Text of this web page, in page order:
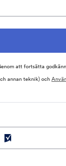
att fortsätta
annan teknik) och